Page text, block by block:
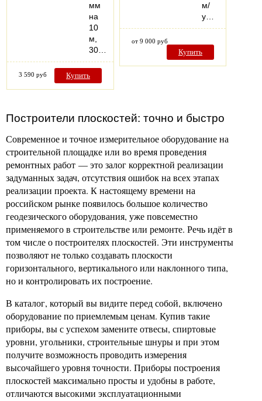
мм
на
10
м,
30…
3 590 руб Купить
м/
у…
от 9 000 руб
Купить
Построители плоскостей: точно и быстро
Современное и точное измерительное оборудование на
строительной площадке или во время проведения
ремонтных работ — это залог корректной реализации
задуманных задач, отсутствия ошибок на всех этапах
реализации проекта. К настоящему времени на
российском рынке появилось большое количество
геодезического оборудования, уже повсеместно
применяемого в строительстве или ремонте. Речь идёт в
том числе о построителях плоскостей. Эти инструменты
позволяют не только создавать плоскости
горизонтального, вертикального или наклонного типа,
но и контролировать их построение.
В каталог, который вы видите перед собой, включено
оборудование по приемлемым ценам. Купив такие
приборы, вы с успехом замените отвесы, спиртовые
уровни, угольники, строительные шнуры и при этом
получите возможность проводить измерения
высочайшего уровня точности. Приборы построения
плоскостей максимально просты и удобны в работе,
отличаются высокими эксплуатационными